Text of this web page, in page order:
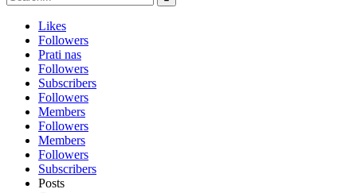
Likes
Followers
Prati nas
Followers
Subscribers
Followers
Members
Followers
Members
Followers
Subscribers
Posts